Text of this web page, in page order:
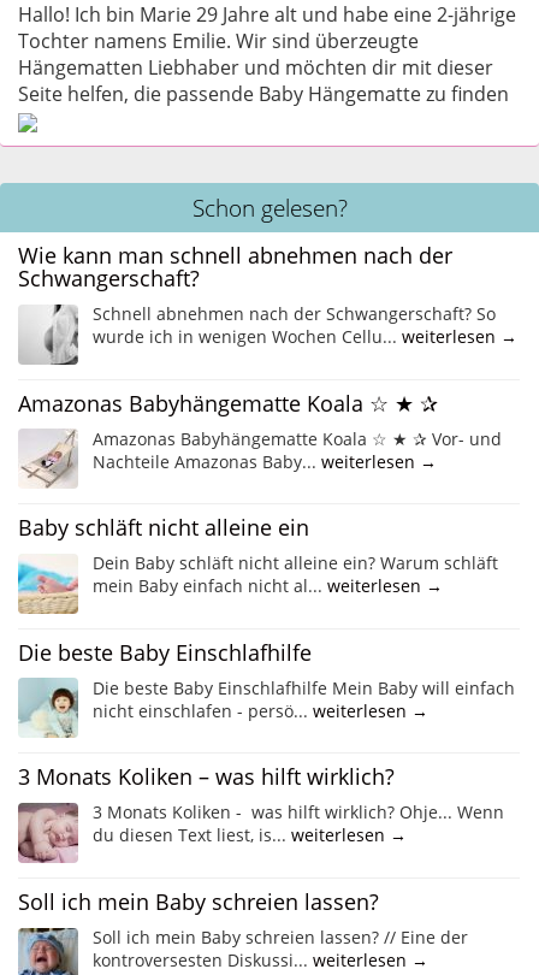
Hallo! Ich bin Marie 29 Jahre alt und habe eine 2-jährige
Tochter namens Emilie. Wir sind überzeugte
Hängematten Liebhaber und möchten dir mit dieser
Seite helfen, die passende Baby Hängematte zu finden
Schon gelesen?
Wie kann man schnell abnehmen nach der
Schwangerschaft?
Schnell abnehmen nach der Schwangerschaft? So
wurde ich in wenigen Wochen Cellu... weiterlesen →
Amazonas Babyhängematte Koala ☆ ★ ✰
Amazonas Babyhängematte Koala ☆ ★ ✰ Vor- und
Nachteile Amazonas Baby... weiterlesen →
Baby schläft nicht alleine ein
Dein Baby schläft nicht alleine ein? Warum schläft
mein Baby einfach nicht al... weiterlesen →
Die beste Baby Einschlafhilfe
Die beste Baby Einschlafhilfe Mein Baby will einfach
nicht einschlafen - persö... weiterlesen →
3 Monats Koliken – was hilft wirklich?
3 Monats Koliken - was hilft wirklich? Ohje... Wenn
du diesen Text liest, is... weiterlesen →
Soll ich mein Baby schreien lassen?
Soll ich mein Baby schreien lassen? // Eine der
kontroversesten Diskussi... weiterlesen →